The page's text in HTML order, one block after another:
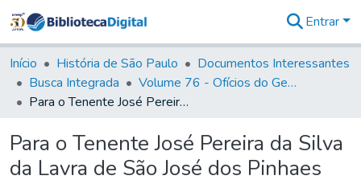
&
Coleções
Tudo na
Biblioteca
Estatísticas
Entrar
Início História de São Paulo
Documentos Interessantes
Busca Integrada
Volume 76 - Ofícios do General Martim Lopes Lobo de Saldanha (Governador da Capitania): 1776- 1777
Para o Tenente José Pereira da Silva da Lavra de São José dos Pinhaes
Para o Tenente José Pereira da Silva
da Lavra de São José dos Pinhaes